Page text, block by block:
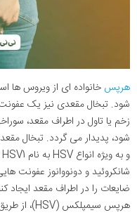
هرپس خانواده ای از ویروس ها
شود. تبخال مقعدی نیز یک
زخم یا تاول در اطراف مقعد،
شود، پدیدار می گردد. تبخال
و به ویژه انواع HSV به نام HSV1 و HSV2 ایجاد می شود.
شانکروئید و دونووانوز عفونت
ضایعات را در اطراف مقعد ایجاد
هرپس سیمپلکس (HSV)، از طریق تماس جنسی ایجاد می شوند.